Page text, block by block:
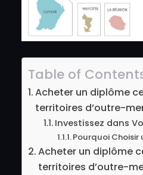
Table of
Acheter un diplôme
territoires d’outre-
Investissez dans
Pourquoi Choisir
Acheter un diplôme
territoires d’outre-